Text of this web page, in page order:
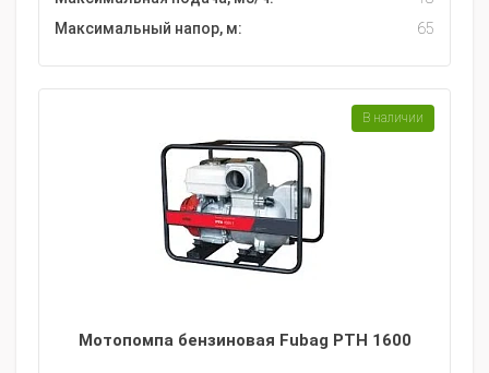
Максимальный напор, м:
65
Мотопомпа бензиновая Fubag PTH 1600
В наличии